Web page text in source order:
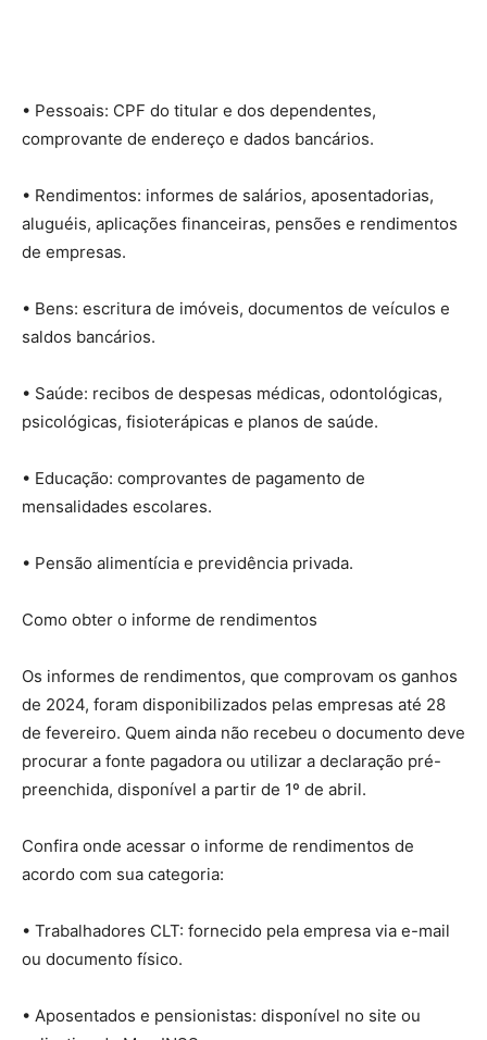
• Pessoais: CPF do titular e dos dependentes,
comprovante de endereço e dados bancários.
• Rendimentos: informes de salários, aposentadorias,
aluguéis, aplicações financeiras, pensões e rendimentos
de empresas.
• Bens: escritura de imóveis, documentos de veículos e
saldos bancários.
• Saúde: recibos de despesas médicas, odontológicas,
psicológicas, fisioterápicas e planos de saúde.
• Educação: comprovantes de pagamento de
mensalidades escolares.
• Pensão alimentícia e previdência privada.
Como obter o informe de rendimentos
Os informes de rendimentos, que comprovam os ganhos
de 2024, foram disponibilizados pelas empresas até 28
de fevereiro. Quem ainda não recebeu o documento deve
procurar a fonte pagadora ou utilizar a declaração pré-
preenchida, disponível a partir de 1º de abril.
Confira onde acessar o informe de rendimentos de
acordo com sua categoria:
• Trabalhadores CLT: fornecido pela empresa via e-mail
ou documento físico.
• Aposentados e pensionistas: disponível no site ou